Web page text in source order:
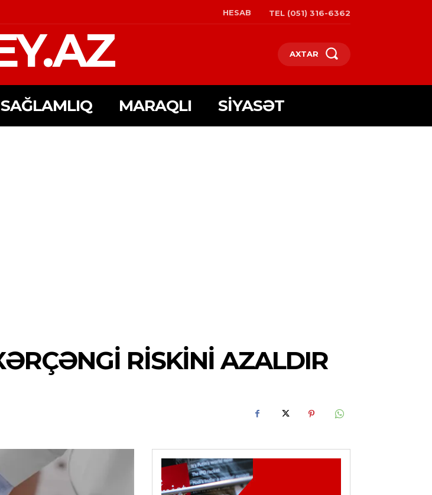
HESAB TEL (051) 316-6362
AXTAR
SAĞLAMLIQ MARAQLI SIYASƏT
RISKINI AZALDIR